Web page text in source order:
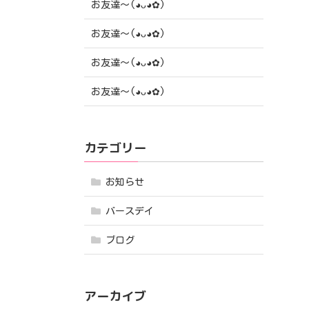
お友達〜(⁠◕⁠ᴗ⁠◕⁠✿⁠)
お友達〜(⁠◕⁠ᴗ⁠◕⁠✿⁠)
お友達〜(⁠◕⁠ᴗ⁠◕⁠✿⁠)
お友達〜(⁠◕⁠ᴗ⁠◕⁠✿⁠)
カテゴリー
お知らせ
バースデイ
ブログ
アーカイブ